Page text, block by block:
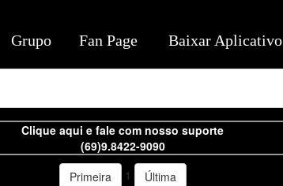
Clique aqui e fale com nosso suporte
(69)9.8422-9090
Primeira
1 Última
Grupo Fan Page Baixar Aplicativo